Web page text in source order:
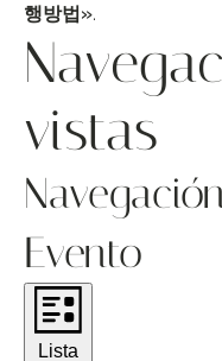
행방법».
vistas
Evento
Lista